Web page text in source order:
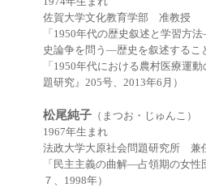
佐賀大学文化教育学部 准教授
「1950年代の歴史叙述と学習方
史論争を問う―歴史を叙述するこ
「1950年代における農村医療運
題研究』205号、2013年6月）
松尾純子 （まつお・じゅんこ）
1967年生まれ
法政大学大原社会問題研究所 兼
「民主主義の曲解―占領期の女
７、1998年）